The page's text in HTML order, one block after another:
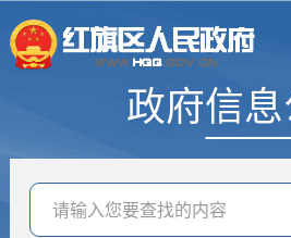
政府信